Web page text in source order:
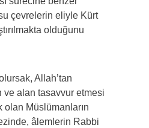
çevrelerin eliyle Kürt
olduğunu
Allah’tan
ve alan tasavvur etmesi
Müslümanların
âlemlerin Rabbi